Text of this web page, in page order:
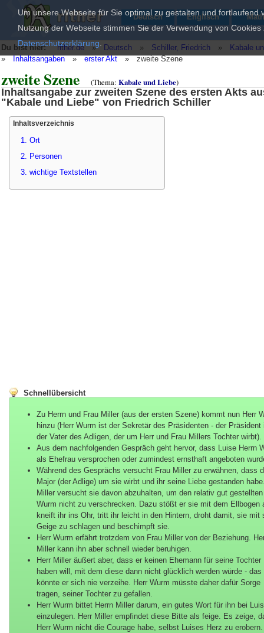
Deutsch Englisch
Du bist hier: rither.de » Deutsch » Schiller, Friedrich »
Kabale
»
Inhaltsangaben » erster Akt » zweite Szene
zweite Szene (Thema: Kabale und Liebe)
Inhaltsangabe zur zweiten Szene des ersten Akts
"Kabale und Liebe" von Friedrich Schiller
Inhaltsverzeichnis
1. Ort
2. Personen
3. wichtige Textstellen
Schnellübersicht
Zu Herrn und Frau Miller (aus der ersten Szene) kommt nun Herr
hinzu (Herr Wurm ist der Sekretär des Präsidenten - der Präsident
der Vater des Adligen, der um Herr und Frau Millers Tochter wirbt).
Aus dem nachfolgenden Gespräch geht hervor, dass Luise Herrn
als Ehefrau versprochen oder zumindest ernsthaft angeboten
Während des Gesprächs versucht Frau Miller zu erwähnen, dass
Major (der Adlige) um sie wirbt und ihr seine Liebe gestanden
Miller versucht sie davon abzuhalten, um den relativ gut gestellten
Wurm nicht zu verschrecken. Dazu stößt er sie mit dem Ellbogen
kneift ihr ins Ohr, tritt ihr leicht in den Hintern, droht damit, sie mit
Geige zu schlagen und beschimpft sie.
Herr Wurm erfährt trotzdem von Frau Miller von der Beziehung.
Miller kann ihn aber schnell wieder beruhigen.
Herr Miller äußert aber, dass er keinen Ehemann für seine Tochter
haben will, mit dem diese dann nicht glücklich werden würde - das
könnte er sich nie verzeihe. Herr Wurm müsste daher dafür Sorge
tragen, seiner Tochter zu gefallen.
Herr Wurm bittet Herrn Miller darum, ein gutes Wort für ihn bei
einzulegen. Herr Miller empfindet diese Bitte als feige. Es zeige,
Herr Wurm nicht die Courage habe, selbst Luises Herz zu
Um unsere Webseite für Sie optimal zu gestalten und
Nutzung der Webseite stimmen Sie der Verwendung von
Datenschutzerklärung.